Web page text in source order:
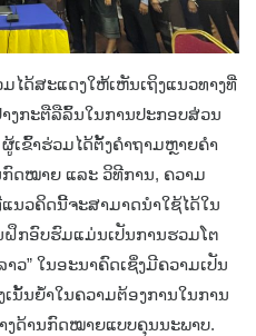
ໄດ້ສະແດງໃຫ້ເຫັນເຖິງແນວທາງທີ່
ງກະຕືລືລົ້ນໃນການປະກອບສ່ວນ
ເຂົ້າຮ່ວມໄດ້ຕັ້ງຄໍາຖາມຫຼາຍຄໍາ
ດໝາຍ ແລະ ວິທີການ, ຄວາມ
ນວຄິດນີ້ຈະສາມາດນໍາໃຊ້ໄດ້ໃນ
ຝຶກອົບຮົມແມ່ນເປັນການຮວມໂຕ
ວ” ໃນອະນາຄົດເຊິ່ງມີຄວາມເປັນ
ນັ້ນຍໍ້າໃນຄວາມຕ້ອງການໃນການ
ງດ້ານກົດໝາຍແບບຄຸນນະພາບ.